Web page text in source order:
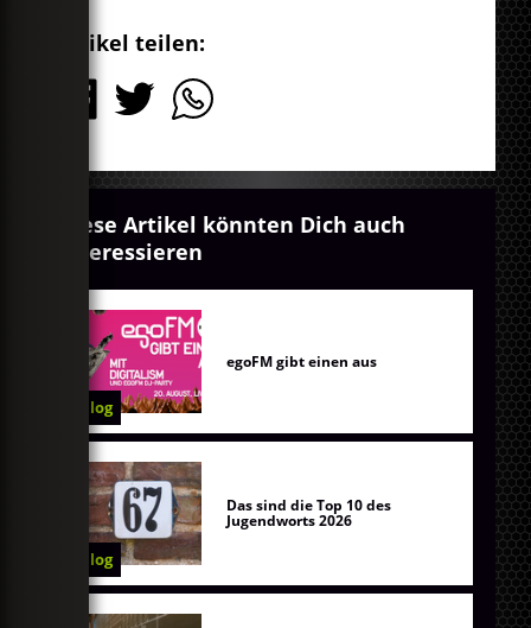
Artikel teilen:
Diese Artikel könnten Dich auch
interessieren
Blog
egoFM gibt einen aus
Blog
Das sind die Top 10 des
Jugendworts 2026